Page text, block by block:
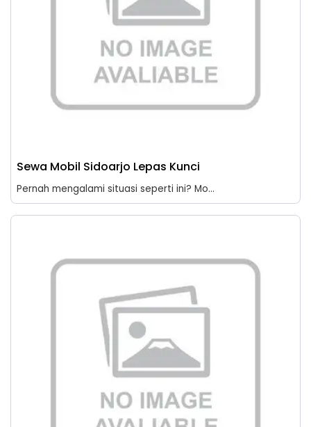
Sewa Mobil Sidoarjo Lepas Kunci
Pernah mengalami situasi seperti ini? Mo...